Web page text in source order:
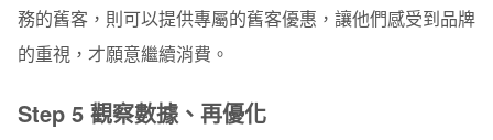
務的舊客，則可以提供專屬的舊客優惠，讓他們感受到品牌
的重視，才願意繼續消費。
Step 5 觀察數據、再優化